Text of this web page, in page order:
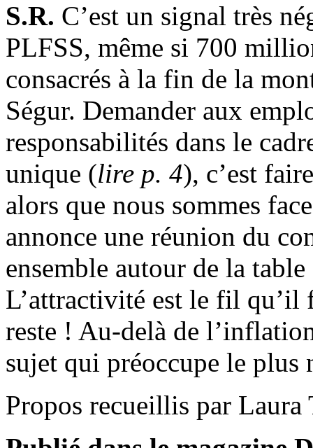
S.R. C’est un signal très
PLFSS, même si 700
consacrés à la fin de la
Ségur. Demander aux
responsabilités dans le
unique (lire p. 4), c’est
alors que nous sommes
annonce une réunion du
ensemble autour de la
L’attractivité est le fil
reste ! Au-delà de
sujet qui préoccupe le plus
Propos recueillis par Laura